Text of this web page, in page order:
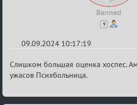
Banned
9
09.09.2024 10:17:19
Re:
Waiting
Слишком большая оценка хоспес.
ужасов Психбольница.